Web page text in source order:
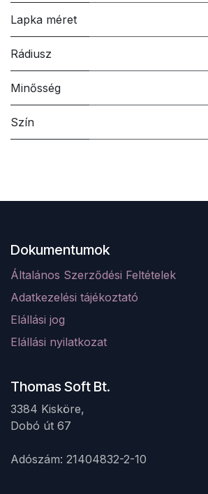
Lapka méret
Rádiusz
Minősség
Szín
Dokumentumok
Általános Szerződési Feltételek
Adatkezelési tájékoztató
Elállási jog
Elállási nyilatkozat
Thomas Soft Bt.
3384 Kisköre,
Dobó út 67 ​
Adószám: 21404832-2-10